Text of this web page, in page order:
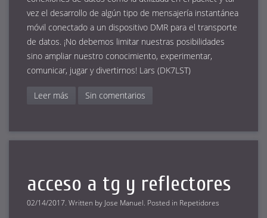
vez el desarrollo de algún tipo de mensajería instantánea
móvil conectado a un dispositivo DMR para el transporte
de datos. ¡No debemos limitar nuestras posibilidades
sino ampliar nuestro conocimiento, experimentar,
comunicar, jugar y divertirnos! Lars (DK7LST)
Leer más Sin comentarios
acceso a tg y reflectores
02/14/2017. Written by Jose Manuel. Posted in Repetidores